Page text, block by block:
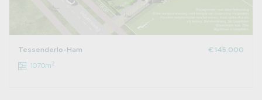
Tessenderlo-Ham
€ 145.000
1070m2